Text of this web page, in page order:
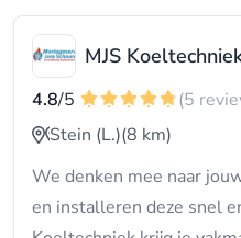
MJS
4.8/5
(5
Stein (L.)(8 km)
We denken mee naar
en installeren deze snel